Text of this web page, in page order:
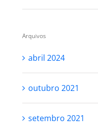
Arquivos
abril 2024
outubro 2021
setembro 2021